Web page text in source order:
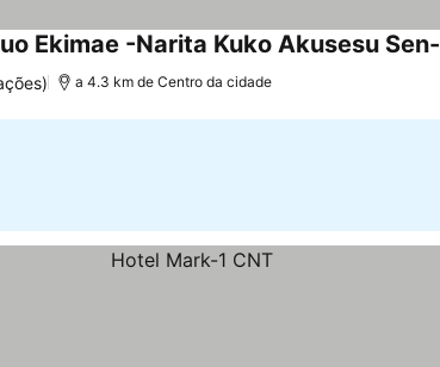
Ekimae -Narita Kuko Akusesu Sen-
a 4.3 km de Centro da cidade